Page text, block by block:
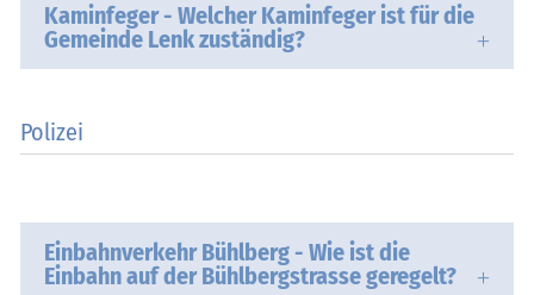
Kaminfeger - Welcher Kaminfeger ist für die
Gemeinde Lenk zuständig?
Polizei
Einbahnverkehr Bühlberg - Wie ist die
Einbahn auf der Bühlbergstrasse geregelt?